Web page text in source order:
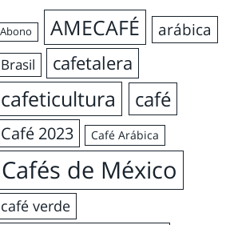
Abono AMECAFÉ arábica
Brasil cafetalera
cafeticultura café
Café 2023 Café Arábica
Cafés de México
café verde